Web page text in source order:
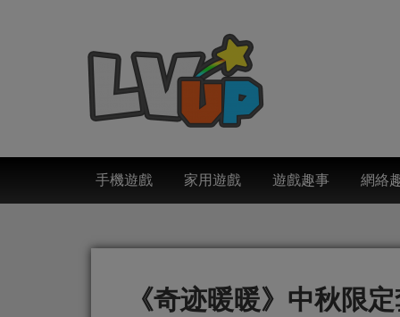
手機遊戲 家用遊戲 遊戲趣事 網絡
《奇迹暖暖》中秋限